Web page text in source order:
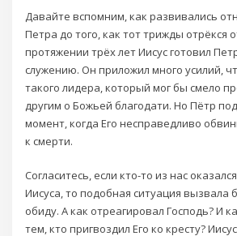
Давайте вспомним, как развивались
Петра до того, как тот трижды отрёкся
протяжении трёх лет Иисус готовил
служению. Он приложил много усилий,
такого лидера, который мог бы смело
другим о Божьей благодати. Но Пётр
момент, когда Его несправедливо
к смерти.
Согласитесь, если кто-то из нас
Иисуса, то подобная ситуация вызвала
обиду. А как отреагировал Господь? И
тем, кто пригвоздил Его ко кресту?